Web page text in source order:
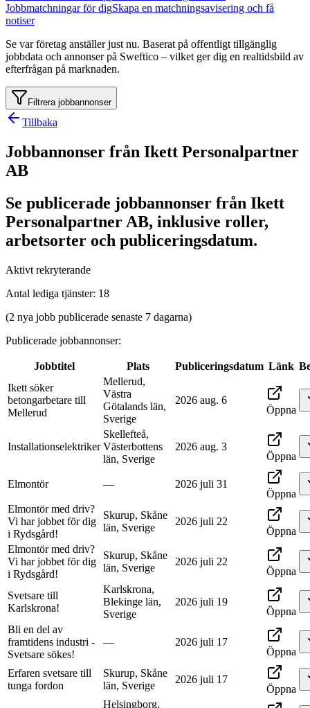
Jobbmatchningar för digSkapa en matchningsavisering och få
notiser
Se var företag anställer just nu. Baserat på offentligt tillgänglig
jobbdata och annonser på Sweftico – vilket ger dig en realtidsbild av
efterfrågan på marknaden.
Filtrera jobbannonser
Tillbaka
Jobbannonser från Ikett Personalpartner
AB
Se publicerade jobbannonser från Ikett
Personalpartner AB, inklusive roller,
arbetsorter och publiceringsdatum.
Aktivt rekryterande
Antal lediga tjänster: 18
(2 nya jobb publicerade senaste 7 dagarna)
Publicerade jobbannonser:
Jobbtitel Plats Publiceringsdatum Länk
Ikett söker
betongarbetare till
Mellerud
Mellerud,
Västra
Götalands län,
Sverige
2026 aug. 6
Öppna
Installationselektriker
Skellefteå,
Västerbottens
län, Sverige
2026 aug. 3
Öppna
Elmontör —
2026 juli 31
Öppna
Elmontör med driv?
Vi har jobbet för dig
i Rydsgård!
Skurup, Skåne
län, Sverige
2026 juli 22
Öppna
Elmontör med driv?
Vi har jobbet för dig
i Rydsgård!
Skurup, Skåne
län, Sverige
2026 juli 22
Öppna
Svetsare till
Karlskrona!
Karlskrona,
Blekinge län,
Sverige
2026 juli 19
Öppna
Bli en del av
framtidens industri -
Svetsare sökes!
—
2026 juli 17
Öppna
Erfaren svetsare till
tunga fordon
Skurup, Skåne
län, Sverige
2026 juli 17
Öppna
Helsingborg,